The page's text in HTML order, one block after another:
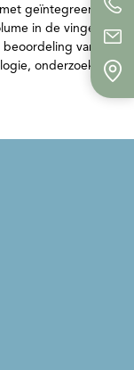
geïntegreerde
in de vinger
van
onderzoek